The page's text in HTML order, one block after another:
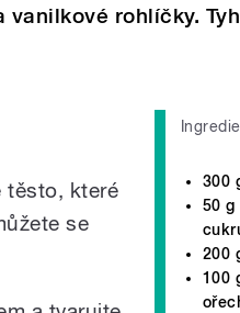
vanilkové rohlíčky.
300
50 g
200
100
těsto, které
se